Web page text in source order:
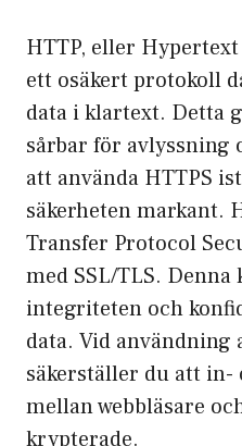
HTTP, eller
ett osäkert protokoll
data i klartext. Detta
sårbar för avlyssning
att använda HTTPS
säkerheten markant.
Transfer Protocol
med SSL/TLS.
integriteten och
data. Vid användning
säkerställer du att in-
mellan webbläsare
krypterade.